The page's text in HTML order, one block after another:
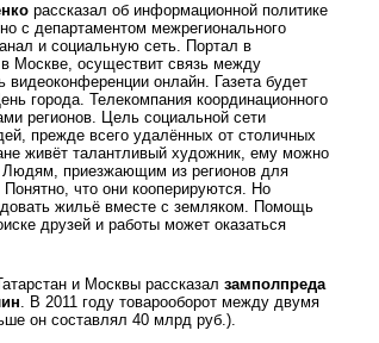
рассказал об информационной политике
с департаментом межрегионального
и социальную сеть. Портал в
Москве, осуществит связь между
видеоконференции онлайн. Газета будет
города. Телекомпания координационного
регионов. Цель социальной сети
прежде всего удалённых от столичных
живёт талантливый художник, ему можно
Людям, приезжающим из регионов для
что они кооперируются. Но
жильё вместе с земляком. Помощь
друзей и работы может оказаться
и Москвы рассказал замполпреда
. В 2011 году товарооборот между двумя
он составлял 40 млрд руб.).